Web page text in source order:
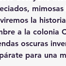
la
a la colonia
oscuras
para una